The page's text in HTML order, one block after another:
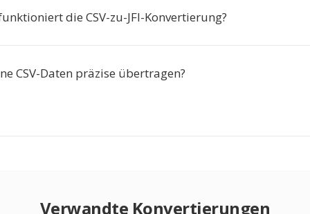
die CSV-zu-JFI-Konvertierung?
CSV-Daten präzise übertragen?
Verwandte Konvertierungen